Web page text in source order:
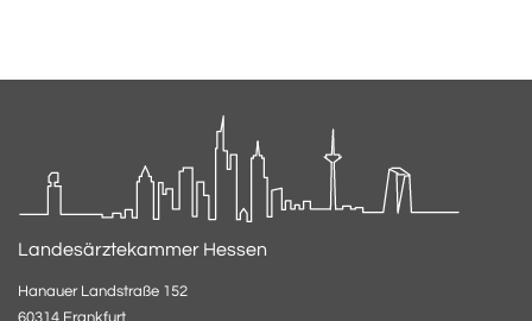
Landesärztekammer Hessen
Hanauer Landstraße 152
60314 Frankfurt